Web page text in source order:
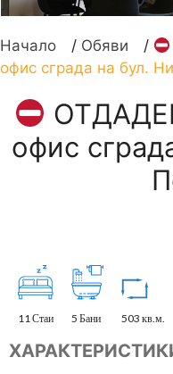
Начало / Обяви /
офис сграда на бул.
офис
11 Стаи 5 Бани 503 кв.м.